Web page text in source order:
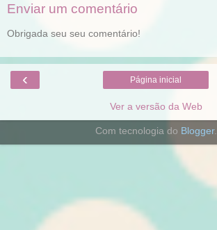
Enviar um comentário
Obrigada seu seu comentário!
‹ Página inicial
Ver a versão da Web
Com tecnologia do Blogger.